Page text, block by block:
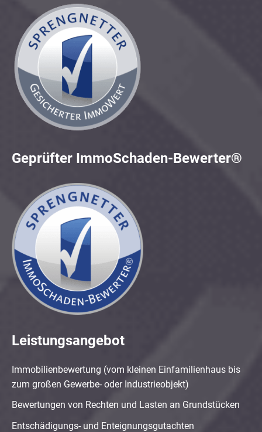
Geprüfter ImmoSchaden-Bewerter®
Leistungsangebot
Immobilienbewertung (vom kleinen Einfamilienhaus bis
zum großen Gewerbe- oder Industrieobjekt)
Bewertungen von Rechten und Lasten an Grundstücken
Entschädigungs- und Enteignungsgutachten